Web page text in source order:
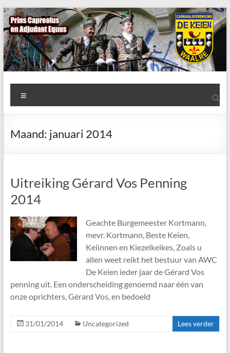
Ga
naar
de
inhoud
AWC
de
Keien
De
Keien
Maand: januari 2014
Uitreiking Gérard Vos Penning
2014
Geachte Burgemeester Kortmann,
mevr. Kortmann, Beste Keien,
Keiinnen en Kiezelkeikes, Zoals u
allen weet reikt het bestuur van AWC
De Keien ieder jaar de Gérard Vos
penning uit. Een onderscheiding genoemd naar één van
onze oprichters, Gérard Vos, en bedoeld
31/01/2014 Uncategorized Lees verder